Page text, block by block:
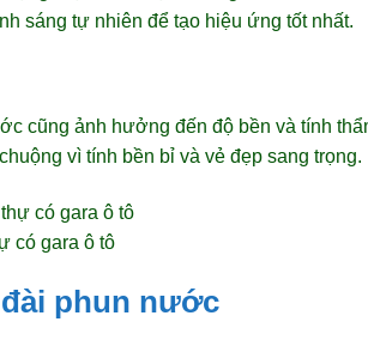
sáng tự nhiên để tạo hiệu ứng tốt nhất.
cũng ảnh hưởng đến độ bền và tính
vì tính bền bỉ và vẻ đẹp sang trọng.
có gara ô tô
phun nước